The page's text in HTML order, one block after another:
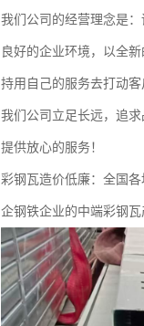
我们公司的经营理念是
良好的企业环境，以全
持用自己的服务去打动客
我们公司立足长远，追
提供放心的服务！
彩钢瓦造价低廉：全国
企钢铁企业的中端彩钢